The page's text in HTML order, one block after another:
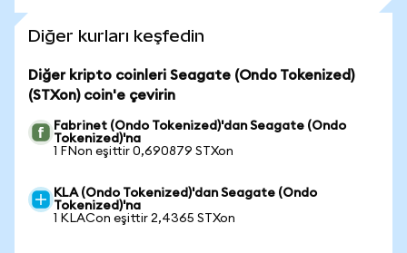
Diğer kurları keşfedin
Diğer kripto coinleri Seagate (Ondo Tokenized)
(STXon) coin'e çevirin
Fabrinet (Ondo Tokenized)'dan Seagate (Ondo
Tokenized)'na
1 FNon eşittir 0,690879 STXon
KLA (Ondo Tokenized)'dan Seagate (Ondo
Tokenized)'na
1 KLACon eşittir 2,4365 STXon